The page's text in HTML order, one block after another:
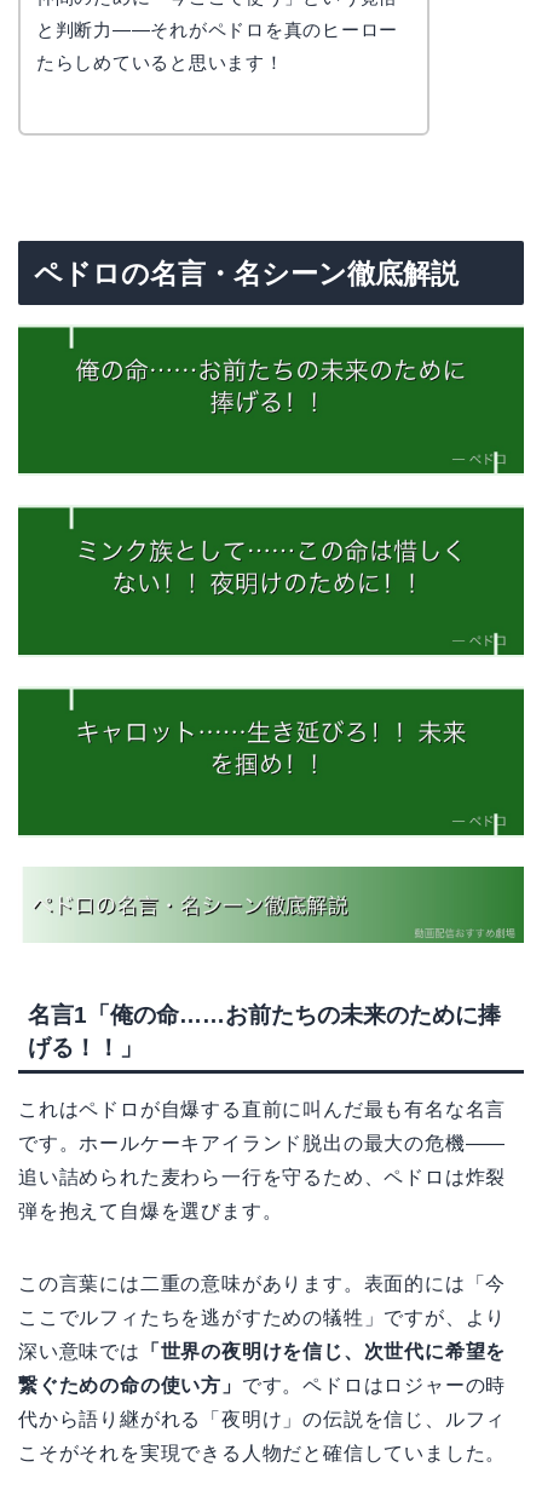
と判断力——それがペドロを真のヒーロー
たらしめていると思います！
ペドロの名言・名シーン徹底解説
名言1「俺の命……お前たちの未来のために捧
げる！！」
これはペドロが自爆する直前に叫んだ最も有名な名言
です。ホールケーキアイランド脱出の最大の危機——
追い詰められた麦わら一行を守るため、ペドロは炸裂
弾を抱えて自爆を選びます。
この言葉には二重の意味があります。表面的には「今
ここでルフィたちを逃がすための犠牲」ですが、より
深い意味では
「世界の夜明けを信じ、次世代に希望を
繋ぐための命の使い方」 です。ペドロはロジャーの時
代から語り継がれる「夜明け」の伝説を信じ、ルフィ
こそがそれを実現できる人物だと確信していました。